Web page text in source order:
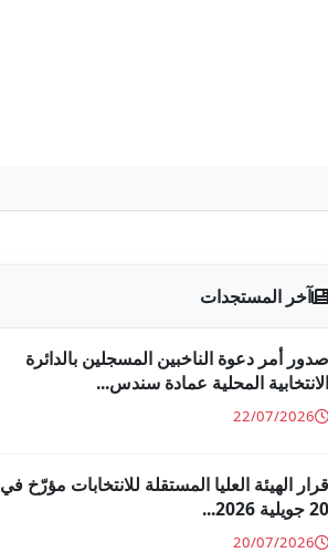
آخر المستجدات
صدور أمر دعوة الناخبين المسجلين بالدائرة
الانتخابية المحلية عمادة سندس...
22/07/2026
قرار الهيئة العليا المستقلة للانتخابات مؤرّخ في
20 جويلية 2026...
20/07/2026